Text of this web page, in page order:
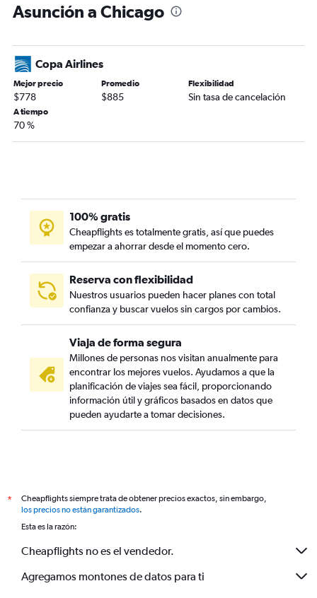
Asunción a Chicago
Copa Airlines
Mejor precio
$778
Promedio
$885
Flexibilidad
Sin tasa de cancelación
A tiempo
70 %
100% gratis
Cheapflights es totalmente gratis, así que puedes
empezar a ahorrar desde el momento cero.
Reserva con flexibilidad
Nuestros usuarios pueden hacer planes con total
confianza y buscar vuelos sin cargos por cambios.
Viaja de forma segura
Millones de personas nos visitan anualmente para
encontrar los mejores vuelos. Ayudamos a que la
planificación de viajes sea fácil, proporcionando
información útil y gráficos basados en datos que
pueden ayudarte a tomar decisiones.
*
Cheapflights siempre trata de obtener precios exactos, sin embargo,
los precios no están garantizados.
Esta es la razón:
Cheapflights no es el vendedor.
Agregamos montones de datos para ti